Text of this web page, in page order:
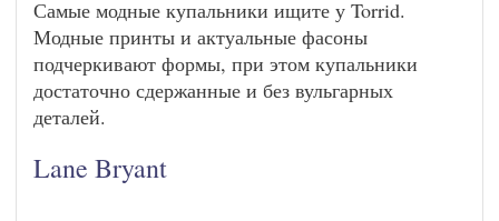
Самые модные купальники ищите у Torrid.
Модные принты и актуальные фасоны
подчеркивают формы, при этом купальники
достаточно сдержанные и без вульгарных
деталей.
Lane Bryant